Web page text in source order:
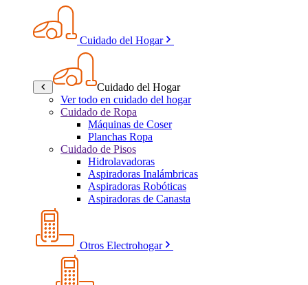
Cuidado del Hogar
Cuidado del Hogar
Ver todo en cuidado del hogar
Cuidado de Ropa
Máquinas de Coser
Planchas Ropa
Cuidado de Pisos
Hidrolavadoras
Aspiradoras Inalámbricas
Aspiradoras Robóticas
Aspiradoras de Canasta
Otros Electrohogar